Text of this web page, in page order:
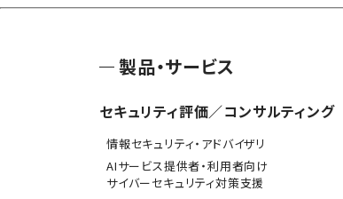
製品・サービス
セキュリティ評価／コンサルティング
情報セキュリティ・アドバイザリ
AIサービス提供者・利用者向け
サイバーセキュリティ対策支援